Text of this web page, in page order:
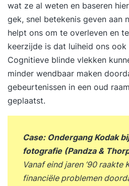
wat ze al weten en baseren
gek, snel betekenis geven aan
helpt ons om te overleven en
keerzijde is dat luiheid ons ook
Cognitieve blinde vlekken
minder wendbaar maken
gebeurtenissen in een oud
geplaatst.
Case: Ondergang Kodak
fotografie (Pandza &
Vanaf eind jaren ’90 raakte
financiële problemen